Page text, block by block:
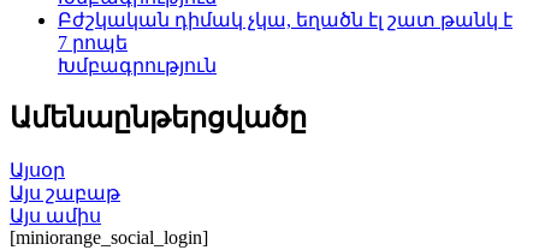
Բժշկական դիմակ չկա, եղածն էլ շատ թանկ է
7 րոպե
Խմբագրություն
Ամենաընթերցվածը
Այսօր
Այս շաբաթ
Այս ամիս
[miniorange_social_login]